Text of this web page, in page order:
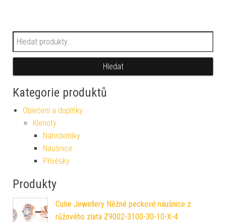
Hledat:
Hledat
Kategorie produktů
Oblečení a doplňky
Klenoty
Náhrdelníky
Náušnice
Přívěsky
Produkty
Cutie Jewellery Něžné peckové náušnice z
růžového zlata Z9002-3100-30-10-X-4